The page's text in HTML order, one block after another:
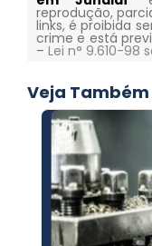
reprodução,
links, é proibida
crime e está
– Lei n° 9.610-98
Veja Também